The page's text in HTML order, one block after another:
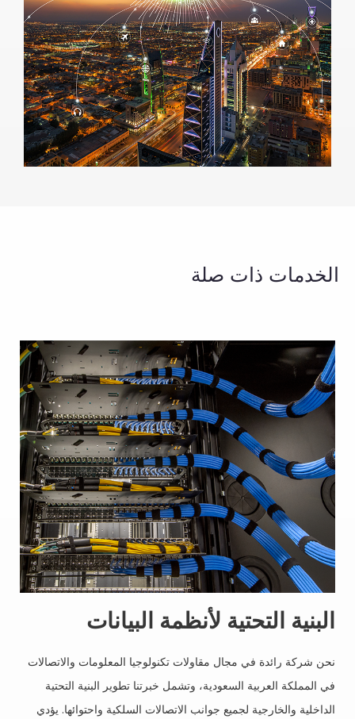
الخدمات ذات صلة
البنية التحتية لأنظمة البيانات
نحن شركة رائدة في مجال مقاولات تكنولوجيا المعلومات والاتصالات
في المملكة العربية السعودية، وتشمل خبرتنا تطوير البنية التحتية
الداخلية والخارجية لجميع جوانب الاتصالات السلكية واحتوائها. يؤدي